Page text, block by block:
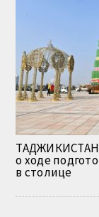
о ходе
в столице